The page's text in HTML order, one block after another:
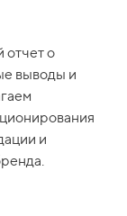
отчет о
выводы и
и